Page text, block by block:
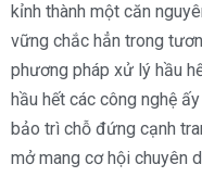
kỉnh thành một căn
vững chắc hẳn trong
phương pháp xử lý hầu
hầu hết các công nghệ
bảo trì chỗ đứng cạnh
mở mang cơ hội chuyên